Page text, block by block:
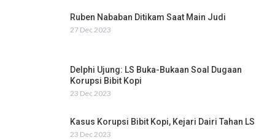
Ruben Nababan Ditikam Saat Main Judi
27 Dec 2023
Delphi Ujung: LS Buka-Bukaan Soal Dugaan
Korupsi Bibit Kopi
23 Dec 2023
Kasus Korupsi Bibit Kopi, Kejari Dairi Tahan LS
23 Dec 2023